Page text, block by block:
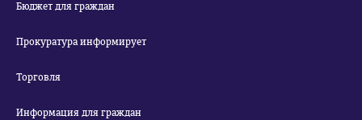
Бюджет для граждан
Прокуратура информирует
Торговля
Информация для граждан